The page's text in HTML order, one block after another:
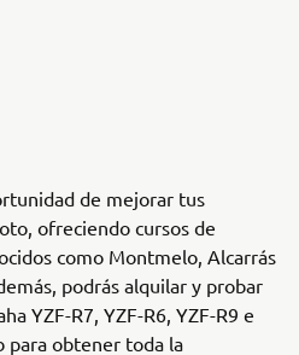
de mejorar tus
ofreciendo cursos de
como Montmelo, Alcarrás
podrás alquilar y probar
YZF-R7, YZF-R6, YZF-R9 e
para obtener toda la